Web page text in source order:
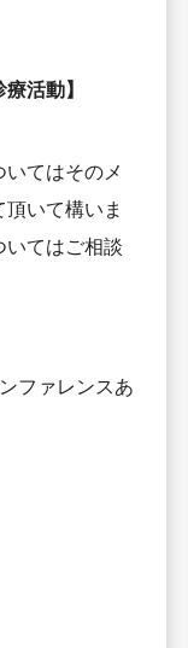
活動】
てはそのメ
いて構いま
いてはご相談
ファレンスあ